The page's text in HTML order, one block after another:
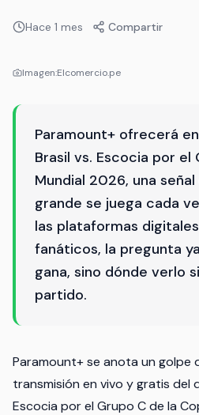
Hace 1 mes Compartir
Imagen:Elcomercio.pe
Paramount+ ofrecerá
Brasil vs. Escocia por el
Mundial 2026, una
grande se juega cada
las plataformas
fanáticos, la pregunta
gana, sino dónde verlo
partido.
Paramount+ se anota un golpe
transmisión en vivo y gratis del
Escocia por el Grupo C de la